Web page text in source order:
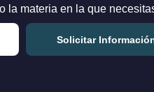
la materia en la que
Solicitar